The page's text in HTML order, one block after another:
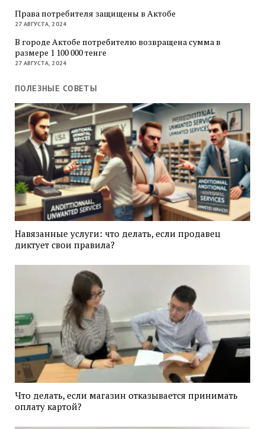
Права потребителя защищены в Актобе
27 АВГУСТА, 2024
В городе Актобе потребителю возвращена сумма в
размере 1 100 000 тенге
27 АВГУСТА, 2024
ПОЛЕЗНЫЕ СОВЕТЫ
Навязанные услуги: что делать, если продавец
диктует свои правила?
Что делать, если магазин отказывается принимать
оплату картой?